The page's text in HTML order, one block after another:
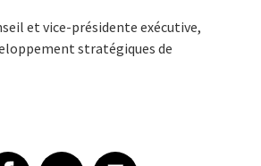
et vice-présidente exécutive,
stratégiques de